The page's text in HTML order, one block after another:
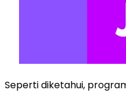
Seperti diketahui,